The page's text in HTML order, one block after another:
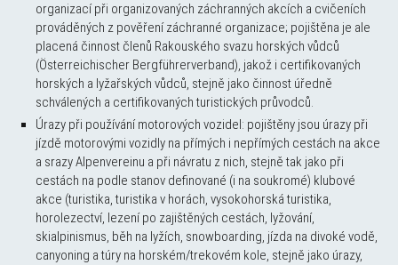
organizací při organizovaných záchranných akcích a cvičeních
prováděných z pověření záchranné organizace; pojištěna je ale
placená činnost členů Rakouského svazu horských vůdců
(Österreichischer Bergführerverband), jakož i certifikovaných
horských a lyžařských vůdců, stejně jako činnost úředně
schválených a certifikovaných turistických průvodců.
Úrazy při používání motorových vozidel: pojištěny jsou úrazy při
jízdě motorovými vozidly na přímých i nepřímých cestách na akce
a srazy Alpenvereinu a při návratu z nich, stejně tak jako při
cestách na podle stanov definované (i na soukromé) klubové
akce (turistika, turistika v horách, vysokohorská turistika,
horolezectví, lezení po zajištěných cestách, lyžování,
skialpinismus, běh na lyžích, snowboarding, jízda na divoké vodě,
canyoning a túry na horském/trekovém kole, stejně jako úrazy,